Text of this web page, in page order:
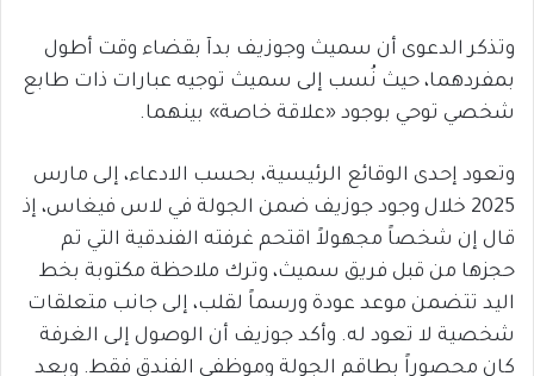
وتذكر الدعوى أن سميث وجوزيف بدآ بقضاء وقت أطول
بمفردهما، حيث نُسب إلى سميث توجيه عبارات ذات طابع
شخصي توحي بوجود «علاقة خاصة» بينهما.
وتعود إحدى الوقائع الرئيسية، بحسب الادعاء، إلى مارس
2025 خلال وجود جوزيف ضمن الجولة في لاس فيغاس، إذ
قال إن شخصاً مجهولاً اقتحم غرفته الفندقية التي تم
حجزها من قبل فريق سميث، وترك ملاحظة مكتوبة بخط
اليد تتضمن موعد عودة ورسماً لقلب، إلى جانب متعلقات
شخصية لا تعود له. وأكد جوزيف أن الوصول إلى الغرفة
كان محصوراً بطاقم الجولة وموظفي الفندق فقط. وبعد